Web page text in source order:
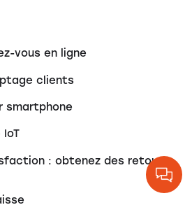
vous en ligne
clients
smartphone
: obtenez des retours